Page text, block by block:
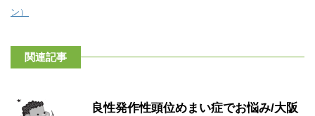
ン）
関連記事
良性発作性頭位めまい症でお悩み/大阪